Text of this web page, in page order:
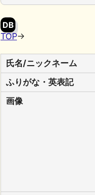
DB
TOP→
氏名/ニックネーム
ふりがな・英表記
画像